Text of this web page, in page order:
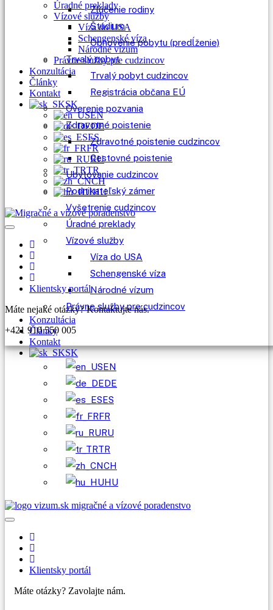
Zlúčenie rodiny
Štúdium
Obnovenie pobytu (predĺženie)
Trvalý pobyt
Trvalý pobyt cudzincov
Registrácia občana EÚ
Overenie pozvania
Zdravotné poistenie
Zdravotné poistenie cudzincov
Cestovné poistenie
Ubytovanie cudzincov
Podnikateľský zámer
Vyšetrenie cudzincov
Úradné preklady
Vízové služby
Víza do USA
Schengenské víza
Národné vízum
Právne služby pre cudzincov
Konzultácia
Články
Kontakt
SK
EN
DE
ES
FR
RU
TR
CH
HU
Klientsky portál
Máte otázky? Zavolajte nám.
Úradné preklady
Vízové služby
Víza do USA
Schengenské víza
Národné vízum
Právne služby pre cudzincov
Konzultácia
Články
Kontakt
SK
EN
DE
ES
FR
RU
TR
CH
HU
Klientsky portál
Máte nejaké otázky? Kontaktujte nás.
+421 910 550 005